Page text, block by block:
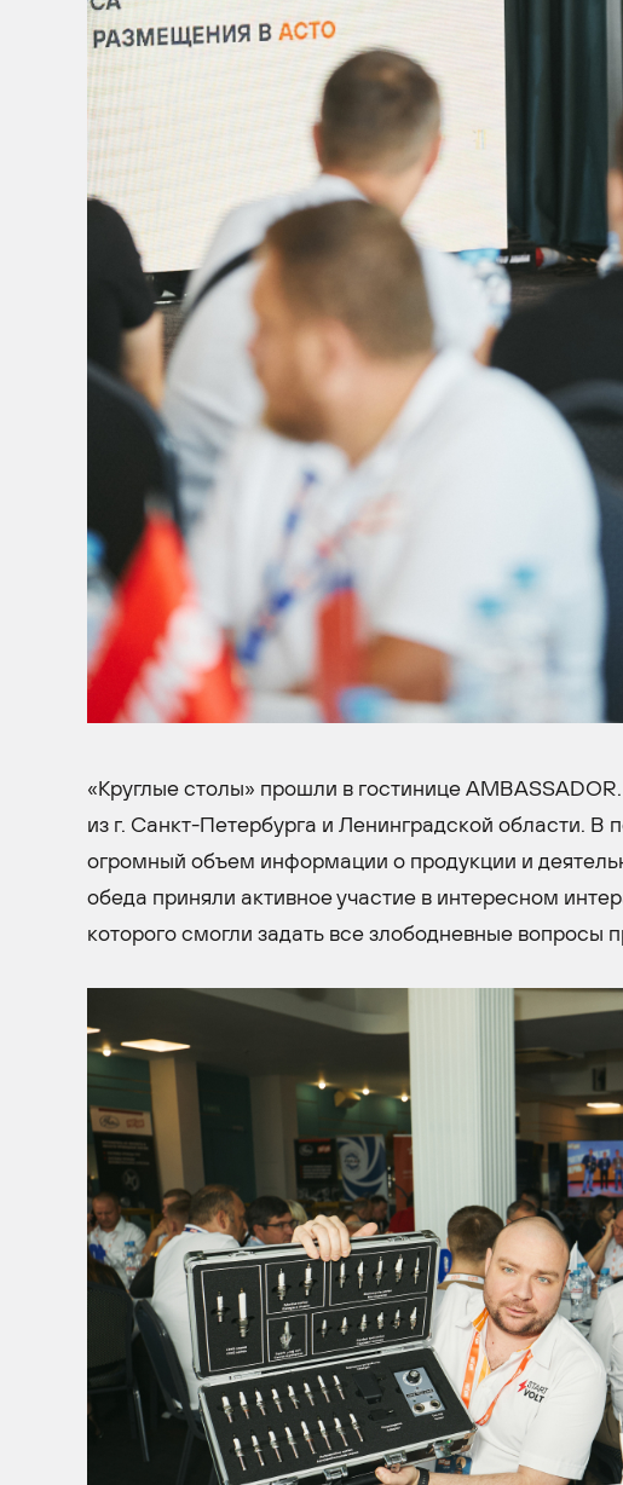
«Круглые столы» прошли в гостинице
из г. Санкт-Петербурга и Ленинградской области.
огромный объем информации о продукции и
обеда приняли активное участие в интересном
которого смогли задать все злободневные вопросы